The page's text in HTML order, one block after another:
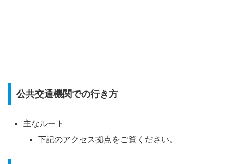
公共交通機関での行き方
主なルート
下記のアクセス拠点をご覧ください。